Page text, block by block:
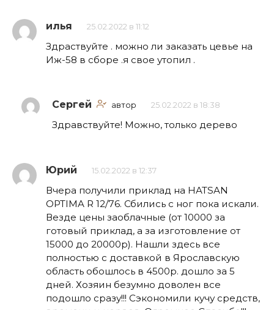
илья 25.02.2022 в 11:12
Здраствуйте . можно ли заказать цевье на
Иж-58 в сборе .я свое утопил .
Сергей автор 25.02.2022 в 18:38
Здравствуйте! Можно, только дерево
Юрий 15.02.2022 в 12:37
Вчера получили приклад на HATSAN
OPTIMA R 12/76. Сбились с ног пока искали.
Везде цены заоблачные (от 10000 за
готовый приклад, а за изготовление от
15000 до 20000р). Нашли здесь все
полностью с доставкой в Ярославскую
область обошлось в 4500р. дошло за 5
дней. Хозяин безумно доволен все
подошло сразу!!! Сэкономили кучу средств,